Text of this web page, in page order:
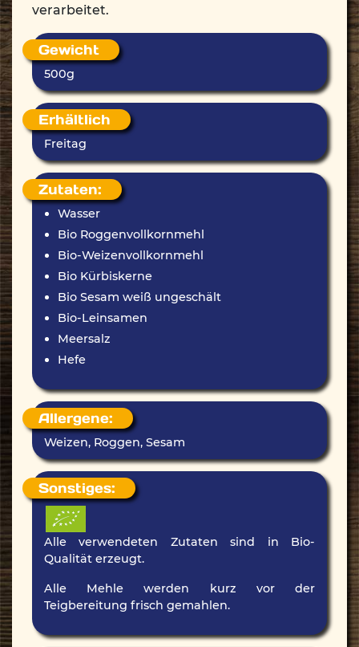
verarbeitet.
Gewicht
500g
Erhältlich
Freitag
Zutaten:
Wasser
Bio Roggenvollkornmehl
Bio-Weizenvollkornmehl
Bio Kürbiskerne
Bio Sesam weiß ungeschält
Bio-Leinsamen
Meersalz
Hefe
Allergene:
Weizen, Roggen, Sesam
Sonstiges:
Alle verwendeten Zutaten sind in Bio-
Qualität erzeugt.
Alle Mehle werden kurz vor der
Teigbereitung frisch gemahlen.